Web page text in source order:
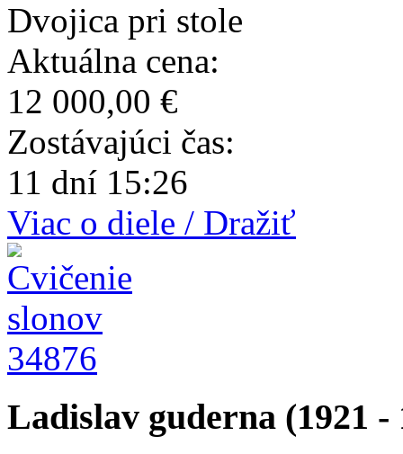
Dvojica pri stole
Aktuálna cena:
12 000,00 €
Zostávajúci čas:
11 dní 15:26
Viac o diele / Dražiť
34876
Ladislav guderna (1921 -